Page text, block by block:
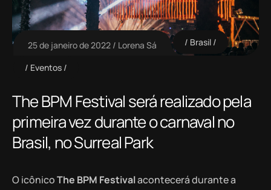
25 de janeiro de 2022 Lorena Sá Brasil
Eventos
The BPM Festival será realizado pela
primeira vez durante o carnaval no
Brasil, no Surreal Park
O icônicoThe BPM Festivalacontecerá durante a